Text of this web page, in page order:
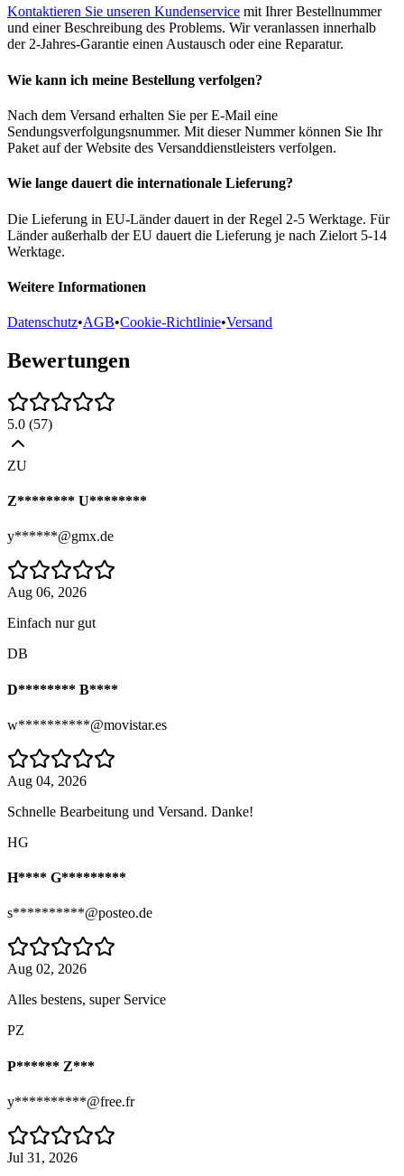
Kontaktieren Sie unseren Kundenservice mit Ihrer Bestellnummer
und einer Beschreibung des Problems. Wir veranlassen innerhalb
der 2-Jahres-Garantie einen Austausch oder eine Reparatur.
Wie kann ich meine Bestellung verfolgen?
Nach dem Versand erhalten Sie per E-Mail eine
Sendungsverfolgungsnummer. Mit dieser Nummer können Sie Ihr
Paket auf der Website des Versanddienstleisters verfolgen.
Wie lange dauert die internationale Lieferung?
Die Lieferung in EU-Länder dauert in der Regel 2-5 Werktage. Für
Länder außerhalb der EU dauert die Lieferung je nach Zielort 5-14
Werktage.
Weitere Informationen
Datenschutz•AGB•Cookie-Richtlinie•Versand
Bewertungen
5.0 (57)
ZU
Z******** U********
y******@gmx.de
Aug 06, 2026
Einfach nur gut
DB
D******** B****
w**********@movistar.es
Aug 04, 2026
Schnelle Bearbeitung und Versand. Danke!
HG
H**** G*********
s**********@posteo.de
Aug 02, 2026
Alles bestens, super Service
PZ
P****** Z***
y**********@free.fr
Jul 31, 2026